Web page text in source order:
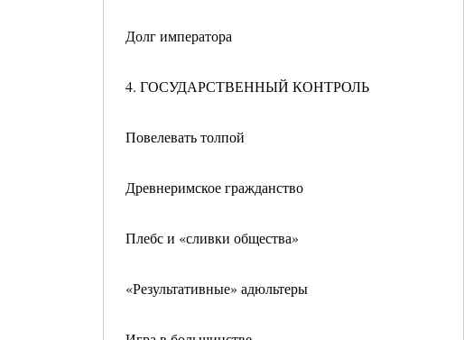
Долг императора
4. ГОСУДАРСТВЕННЫЙ КОНТРОЛЬ
Повелевать толпой
Древнеримское гражданство
Плебс и «сливки общества»
«Результативные» адюльтеры